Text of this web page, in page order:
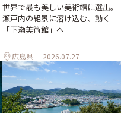
世界で最も美しい美術館に選出。
瀬戸内の絶景に溶け込む、動く
「下瀬美術館」へ
広島県 2026.07.27